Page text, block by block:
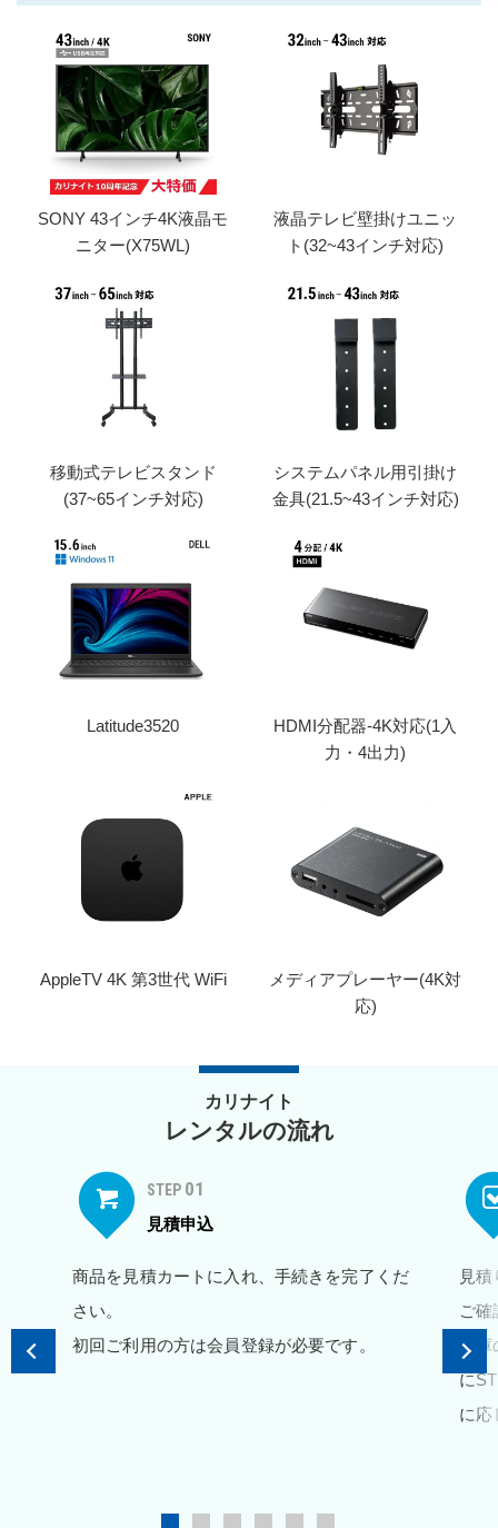
SONY 43インチ4K液晶モ
ニター(X75WL)
液晶テレビ壁掛けユニッ
ト(32~43インチ対応)
移動式テレビスタンド
(37~65インチ対応)
システムパネル用引掛け
金具(21.5~43インチ対応)
Latitude3520
HDMI分配器-4K対応(1入
力・4出力)
AppleTV 4K 第3世代 WiFi
メディアプレーヤー(4K対
応)
カリナイト
レンタルの流れ
STEP 01
見積申込
商品を見積カートに入れ、手続きを完了くだ
さい。
初回ご利用の方は会員登録が必要です。
見
ご確
在
に
に応